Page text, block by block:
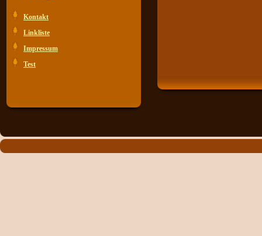
Kontakt
Linkliste
Impressum
Test